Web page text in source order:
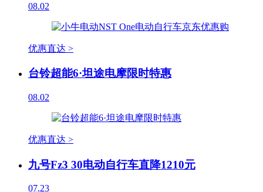
08.02
优惠直达 >
台铃超能6·坦途电摩限时特惠
08.02
优惠直达 >
九号Fz3 30电动自行车直降1210元
07.23